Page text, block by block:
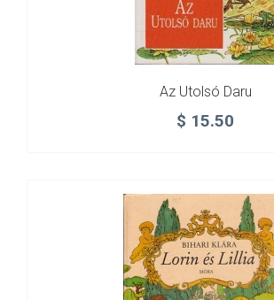
Az Utolsó Daru
$ 15.50